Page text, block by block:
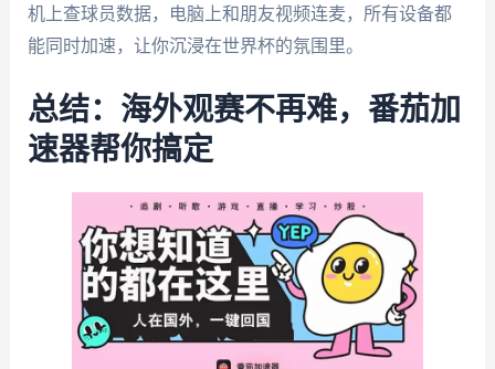
机上查球员数据，电脑上和朋友视频连麦，所有设备都
能同时加速，让你沉浸在世界杯的氛围里。
总结：海外观赛不再难，番茄加
速器帮你搞定